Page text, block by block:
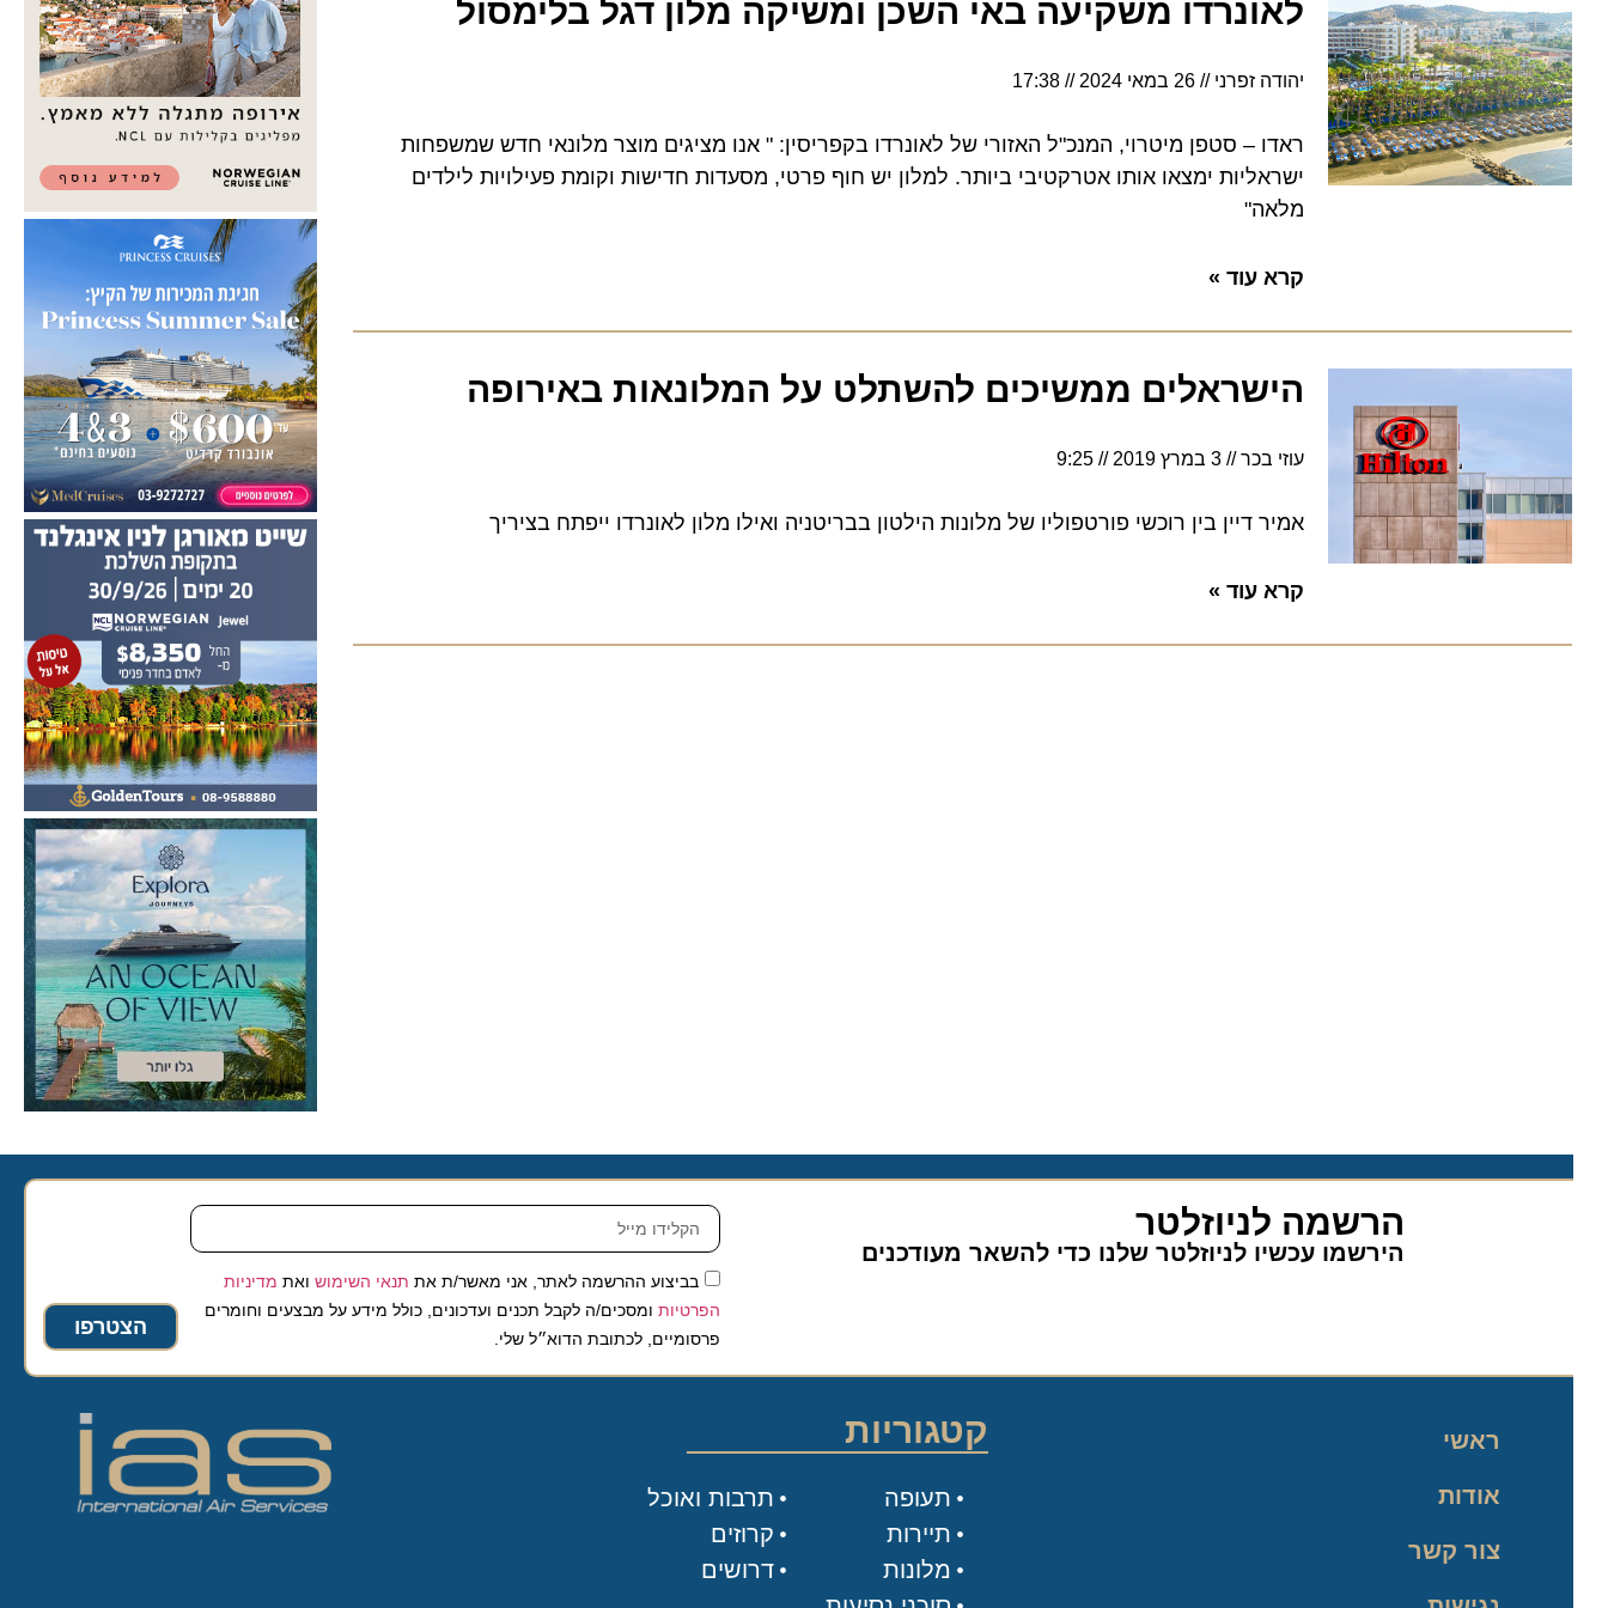
לאונרדו משקיעה באי השכן ומשיקה מלון דגל בלימסול
יהודה זפרני 26 במאי 2024 17:38
ראדו – סטפן מיטרוי, המנכ"ל האזורי של לאונרדו בקפריסין: " אנו מציגים מוצר מלונאי חדש שמשפחות
ישראליות ימצאו אותו אטרקטיבי ביותר. למלון יש חוף פרטי, מסעדות חדישות וקומת פעילויות לילדים
מלאה"
קרא עוד »
הישראלים ממשיכים להשתלט על המלונאות באירופה
עוזי בכר 3 במרץ 2019 9:25
אמיר דיין בין רוכשי פורטפוליו של מלונות הילטון בבריטניה ואילו מלון לאונרדו ייפתח בציריך
קרא עוד »
הרשמה לניוזלטר
הירשמו עכשיו לניוזלטר שלנו כדי להשאר מעודכנים
בביצוע ההרשמה לאתר, אני מאשר/ת אתתנאי השימושואת מדיניות
הפרטיותומסכים/ה לקבל תכנים ועדכונים, כולל מידע על מבצעים וחומרים
פרסומיים, לכתובת הדוא״ל שלי.
הצטרפו
ראשי
אודות
צור קשר
קטגוריות
תעופה
תיירות
מלונות
תרבות ואוכל
קרוזים
דרושים